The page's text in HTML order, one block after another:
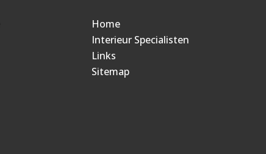
Home
Interieur Specialisten
Links
Sitemap